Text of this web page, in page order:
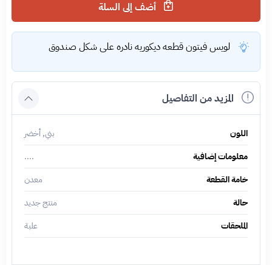
لويس فيتون قطعه ديكوريه نادره على شكل صندوق
المزيد من التفاصيل
اللون
بني, أخضر
معلومات إضافية
....
خامة القطعة
معدن
حالة
منتج جديد
الملحقات
علبة